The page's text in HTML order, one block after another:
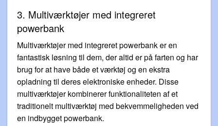
3. Multiværktøjer med integreret
powerbank
Multiværktøjer med integreret powerbank er en
fantastisk løsning til dem, der altid er på farten og har
brug for at have både et værktøj og en ekstra
opladning til deres elektroniske enheder. Disse
multiværktøjer kombinerer funktionaliteten af et
traditionelt multiværktøj med bekvemmeligheden ved
en indbygget powerbank.